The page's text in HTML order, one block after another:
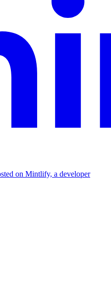
on Mintlify, a developer